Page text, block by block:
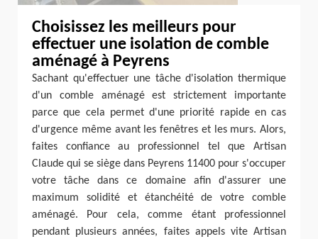
Choisissez les meilleurs pour
effectuer une isolation de comble
aménagé à Peyrens
Sachant qu'effectuer une tâche d'isolation thermique
d'un comble aménagé est strictement importante
parce que cela permet d'une priorité rapide en cas
d'urgence même avant les fenêtres et les murs. Alors,
faites confiance au professionnel tel que Artisan
Claude qui se siège dans Peyrens 11400 pour s'occuper
votre tâche dans ce domaine afin d'assurer une
maximum solidité et étanchéité de votre comble
aménagé. Pour cela, comme étant professionnel
pendant plusieurs années, faites appels vite Artisan